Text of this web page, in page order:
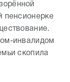
пенсионерке
инвалидом
скопила